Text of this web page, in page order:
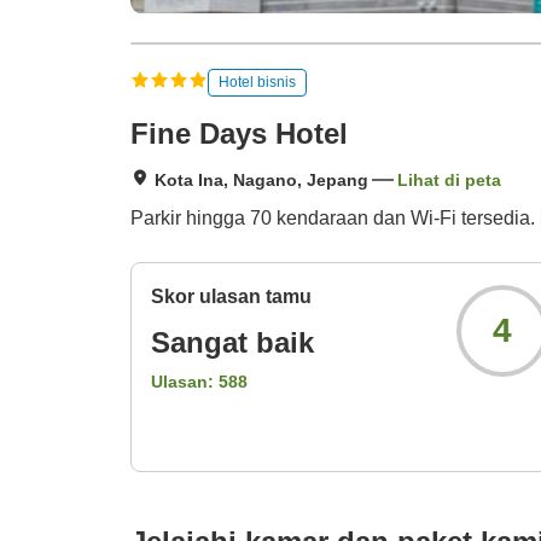
Hotel bisnis
Fine Days Hotel
Kota Ina, Nagano, Jepang Lihat di peta
Parkir hingga 70 kendaraan dan Wi-Fi
Skor ulasan tamu
Sangat baik
Ulasan: 588
4